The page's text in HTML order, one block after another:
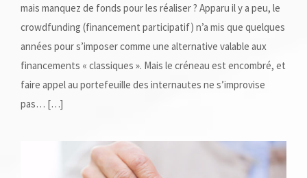
mais manquez de fonds pour les réaliser ? Apparu il y a peu, le
crowdfunding (financement participatif) n’a mis que quelques
années pour s’imposer comme une alternative valable aux
financements « classiques ». Mais le créneau est encombré, et
faire appel au portefeuille des internautes ne s’improvise
pas… […]